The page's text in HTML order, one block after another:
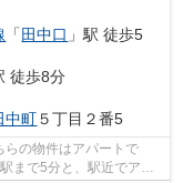
「 田中口 」駅 徒歩5
徒歩8分
中町５丁目２番5
らの物件はアパートで
まで5分と、駅近でアク